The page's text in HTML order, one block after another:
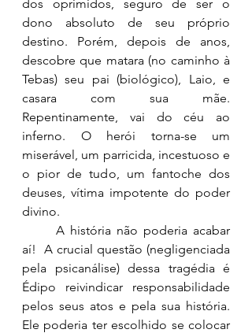
dos oprimidos, seguro de ser o
dono absoluto de seu próprio
destino. Porém, depois de anos,
descobre que matara (no caminho à
Tebas) seu pai (biológico), Laio, e
casara com sua mãe.
Repentinamente, vai do céu ao
inferno. O herói torna-se um
miserável, um parricida, incestuoso e
o pior de tudo, um fantoche dos
deuses, vítima impotente do poder
divino.
aí!  A crucial questão (negligenciada
pela psicanálise) dessa tragédia é
Édipo reivindicar responsabilidade
pelos seus atos e pela sua história.
Ele poderia ter escolhido se colocar